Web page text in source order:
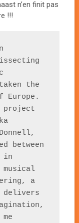
n’en finit pas
!!!
the
Europe.
project
between
in
a
delivers